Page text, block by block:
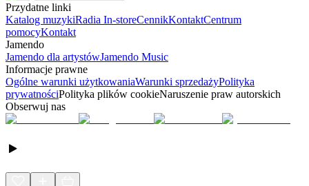
Przydatne linki
Katalog muzykiRadia In-storeCennikKontaktCentrum
pomocyKontakt
Jamendo
Jamendo dla artystówJamendo Music
Informacje prawne
Ogólne warunki użytkowaniaWarunki sprzedażyPolityka
prywatnościPolityka plików cookieNaruszenie praw autorskich
Obserwuj nas